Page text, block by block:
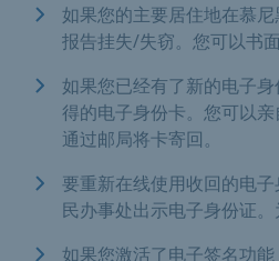
如果您的主要居住地在慕
报告挂失/失窃。您可以书面
如果您已经有了新的电子
得的电子身份卡。您可以
通过邮局将卡寄回。
要重新在线使用收回的电
民办事处出示电子身份证。
如果您激活了电子签名功